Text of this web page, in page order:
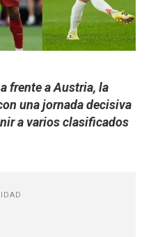
frente a Austria, la
una jornada decisiva
a varios clasificados